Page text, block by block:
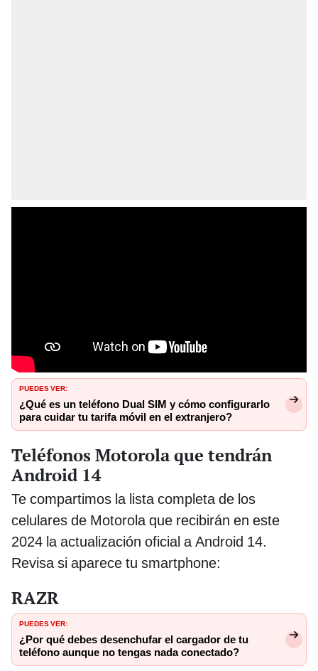
PUEDES VER:
¿Qué es un teléfono Dual SIM y cómo configurarlo
para cuidar tu tarifa móvil en el extranjero?
Teléfonos Motorola que tendrán
Android 14
Te compartimos la lista completa de los
celulares de Motorola que recibirán en este
2024 la actualización oficial a Android 14.
Revisa si aparece tu smartphone:
RAZR
PUEDES VER:
¿Por qué debes desenchufar el cargador de tu
teléfono aunque no tengas nada conectado?